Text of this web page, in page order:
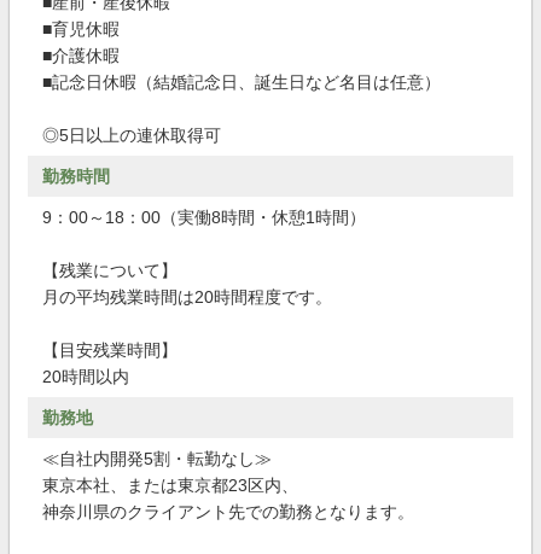
■育児休暇
■介護休暇
■記念日休暇（結婚記念日、誕生日など名目は任意）
◎5日以上の連休取得可
勤務時間
9：00～18：00（実働8時間・休憩1時間）
【残業について】
月の平均残業時間は20時間程度です。
【目安残業時間】
20時間以内
勤務地
≪自社内開発5割・転勤なし≫
東京本社、または東京都23区内、
神奈川県のクライアント先での勤務となります。